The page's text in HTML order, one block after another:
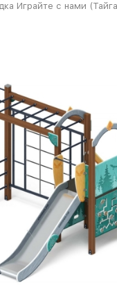
Играйте с нами